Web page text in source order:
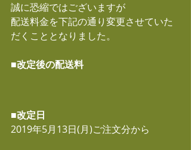
誠に恐縮ではございますが
配送料金を下記の通り変更させていた
だくこととなりました。
■改定後の配送料
■改定日
2019年5月13日(月)ご注文分から